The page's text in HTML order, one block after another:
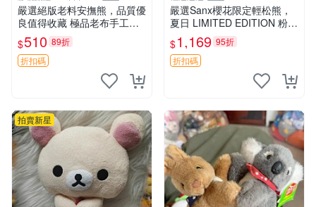
嚴選絕版老料安撫熊，品質優
良值得收藏 極品老布手工安
撫搖鈴玩具，適合哄睡寶貝
超柔老料搖鈴熊，專為孩子設
計的安心伴護 推薦絕版老布
製工藝搖鈴熊，可當作童
$510 89折
折扣碼
嚴選Sanx櫻花限定輕松熊，
夏日 LIMITED EDITION 粉色
毛絨熊，背有拉鏈設計，肚內
填充豆袋，精致工藝呈現，狀
態如新，適合收藏與送人 櫻
$1,169 95折
折扣碼
拍賣新星